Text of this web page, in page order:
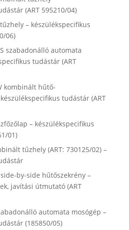
(ART 595210/04)
– készülékspecifikus
06)
szabadonálló automata
tudástár (ART
kombinált hűtő-
tudástár (ART
– készülékspecifikus
01)
tűzhely (ART: 730125/02) –
side-by-side hűtőszekrény –
javítási útmutató (ART
automata mosógép –
(185850/05)